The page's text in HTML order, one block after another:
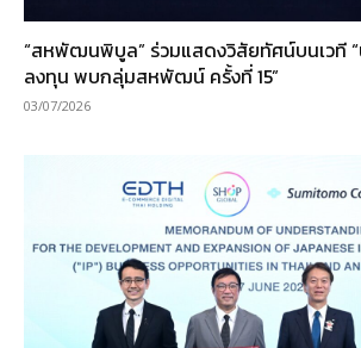
“สหพัฒนพิบูล” ร่วมแสดงวิสัยทัศน์บนเวที “
ลงทุน พบกลุ่มสหพัฒน์ ครั้งที่ 15”
03/07/2026